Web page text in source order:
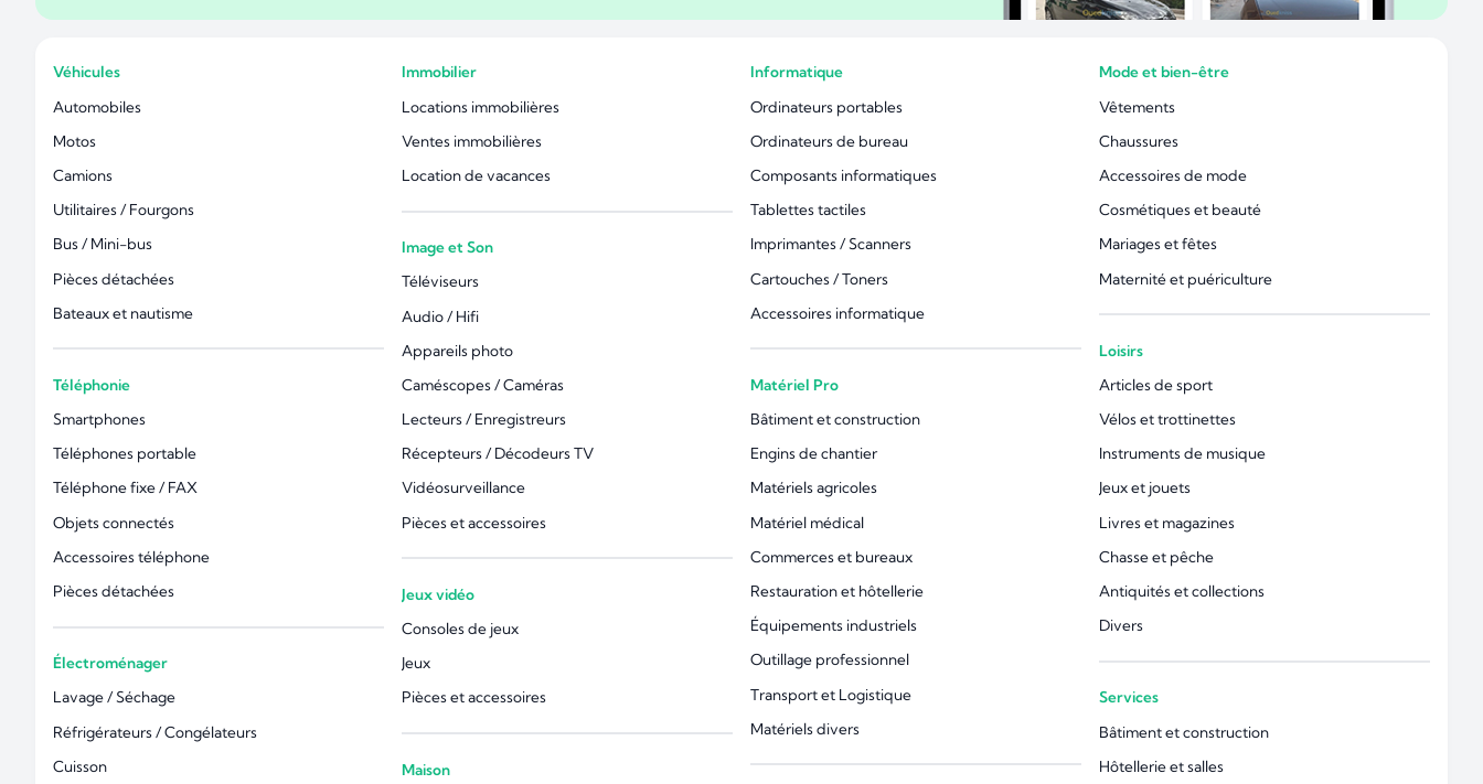
Véhicules
Automobiles
Motos
Camions
Utilitaires / Fourgons
Bus / Mini-bus
Pièces détachées
Bateaux et nautisme
Téléphonie
Smartphones
Téléphones portable
Téléphone fixe / FAX
Objets connectés
Accessoires téléphone
Pièces détachées
Électroménager
Lavage / Séchage
Réfrigérateurs / Congélateurs
Cuisson
Immobilier
Locations immobilières
Ventes immobilières
Location de vacances
Image et Son
Téléviseurs
Audio / Hifi
Appareils photo
Caméscopes / Caméras
Lecteurs / Enregistreurs
Récepteurs / Décodeurs TV
Vidéosurveillance
Pièces et accessoires
Jeux vidéo
Consoles de jeux
Jeux
Pièces et accessoires
Maison
Informatique
Ordinateurs portables
Ordinateurs de bureau
Composants informatiques
Tablettes tactiles
Imprimantes / Scanners
Cartouches / Toners
Accessoires informatique
Matériel Pro
Bâtiment et construction
Engins de chantier
Matériels agricoles
Matériel médical
Commerces et bureaux
Restauration et hôtellerie
Équipements industriels
Outillage professionnel
Transport et Logistique
Matériels divers
Mode et bien-être
Vêtements
Chaussures
Accessoires de mode
Cosmétiques et beauté
Mariages et fêtes
Maternité et puériculture
Loisirs
Articles de sport
Vélos et trottinettes
Instruments de musique
Jeux et jouets
Livres et magazines
Chasse et pêche
Antiquités et collections
Divers
Services
Bâtiment et construction
Hôtellerie et salles